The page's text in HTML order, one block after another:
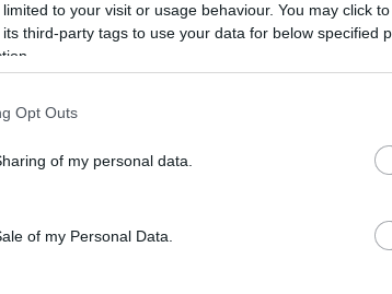
to your visit or usage behaviour. You may click
third-party tags to use your data for below specified
Opt Outs
of my personal data.
of my Personal Data.